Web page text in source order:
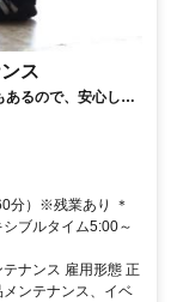
ス
るので、安心して
分）※残業あり ＊
ブルタイム5:00～
ナンス 雇用形態 正
ンテナンス、イベ